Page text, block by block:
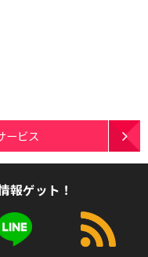
ービス
報ゲット！